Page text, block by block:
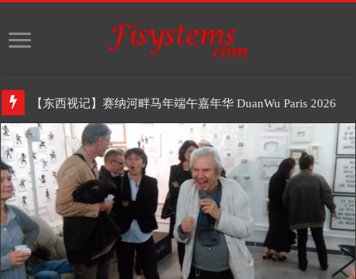
【东西视记】赛纳河畔马年端午嘉年华 DuanWu Paris 2026